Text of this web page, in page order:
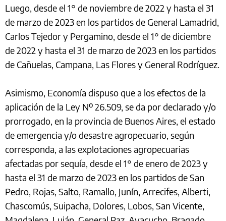
Luego, desde el 1° de noviembre de 2022 y hasta el 31
de marzo de 2023 en los partidos de General Lamadrid,
Carlos Tejedor y Pergamino, desde el 1° de diciembre
de 2022 y hasta el 31 de marzo de 2023 en los partidos
de Cañuelas, Campana, Las Flores y General Rodríguez.
Asimismo, Economía dispuso que a los efectos de la
aplicación de la Ley Nº 26.509, se da por declarado y/o
prorrogado, en la provincia de Buenos Aires, el estado
de emergencia y/o desastre agropecuario, según
corresponda, a las explotaciones agropecuarias
afectadas por sequía, desde el 1° de enero de 2023 y
hasta el 31 de marzo de 2023 en los partidos de San
Pedro, Rojas, Salto, Ramallo, Junín, Arrecifes, Alberti,
Chascomús, Suipacha, Dolores, Lobos, San Vicente,